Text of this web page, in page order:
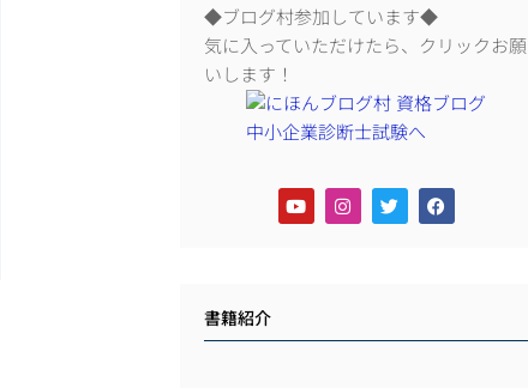
◆ブログ村参加しています◆
気に入っていただけたら、クリックお願
いします！
書籍紹介